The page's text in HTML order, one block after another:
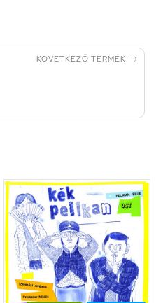
KÖVETKEZŐ TERMÉK 